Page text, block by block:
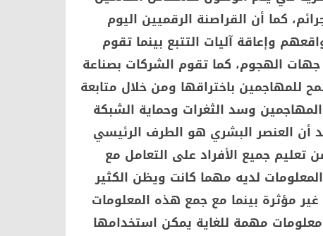
كما أن القراصنة الرقميين اليوم
وإعاقة آليات التتبع بينما تقوم
جهات الهجوم، كما تقوم الشركات بصناعة
باختراقها ومن خلال متابعة
وسد الثغرات وحماية الشبكة
العنصر البشري هو الطرف الرئيسي
تعليم جميع الأفراد على التعامل مع
لديه مهما كانت ويظن الكثير
مؤثرة بينما مع جمع هذه المعلومات
مهمة للغاية يمكن استخدامها